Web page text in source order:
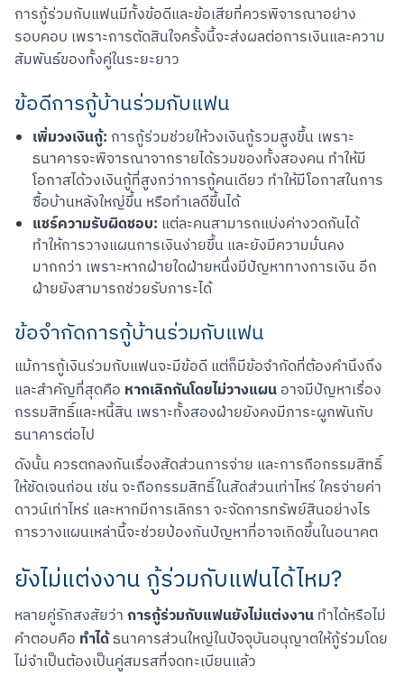
การกู้ร่วมกับแฟนมีทั้งข้อดีและข้อเสียที่ควรพิจารณาอย่าง
รอบคอบ เพราะการตัดสินใจครั้งนี้จะส่งผลต่อการเงินและความ
สัมพันธ์ของทั้งคู่ในระยะยาว
ข้อดีการกู้บ้านร่วมกับแฟน
เพิ่มวงเงินกู้: การกู้ร่วมช่วยให้วงเงินกู้รวมสูงขึ้น เพราะ
ธนาคารจะพิจารณาจากรายได้รวมของทั้งสองคน ทำให้มี
โอกาสได้วงเงินกู้ที่สูงกว่าการกู้คนเดียว ทำให้มีโอกาสในการ
ซื้อบ้านหลังใหญ่ขึ้น หรือทำเลดีขึ้นได้
แชร์ความรับผิดชอบ: แต่ละคนสามารถแบ่งค่างวดกันได้
ทำให้การวางแผนการเงินง่ายขึ้น และยังมีความมั่นคง
มากกว่า เพราะหากฝ่ายใดฝ่ายหนึ่งมีปัญหาทางการเงิน อีก
ฝ่ายยังสามารถช่วยรับภาระได้
ข้อจำกัดการกู้บ้านร่วมกับแฟน
แม้การกู้เงินร่วมกับแฟนจะมีข้อดี แต่ก็มีข้อจำกัดที่ต้องคำนึงถึง
และสำคัญที่สุดคือ หากเลิกกันโดยไม่วางแผน อาจมีปัญหาเรื่อง
กรรมสิทธิ์และหนี้สิน เพราะทั้งสองฝ่ายยังคงมีภาระผูกพันกับ
ธนาคารต่อไป
ดังนั้น ควรตกลงกันเรื่องสัดส่วนการจ่าย และการถือกรรมสิทธิ์
ให้ชัดเจนก่อน เช่น จะถือกรรมสิทธิ์ในสัดส่วนเท่าไหร่ ใครจ่ายค่า
ดาวน์เท่าไหร่ และหากมีการเลิกรา จะจัดการทรัพย์สินอย่างไร
การวางแผนเหล่านี้จะช่วยป้องกันปัญหาที่อาจเกิดขึ้นในอนาคต
ยังไม่แต่งงาน กู้ร่วมกับแฟนได้ไหม?
หลายคู่รักสงสัยว่า การกู้ร่วมกับแฟนยังไม่แต่งงาน ทำได้หรือไม่
คำตอบคือ ทำได้ ธนาคารส่วนใหญ่ในปัจจุบันอนุญาตให้กู้ร่วมโดย
ไม่จำเป็นต้องเป็นคู่สมรสที่จดทะเบียนแล้ว